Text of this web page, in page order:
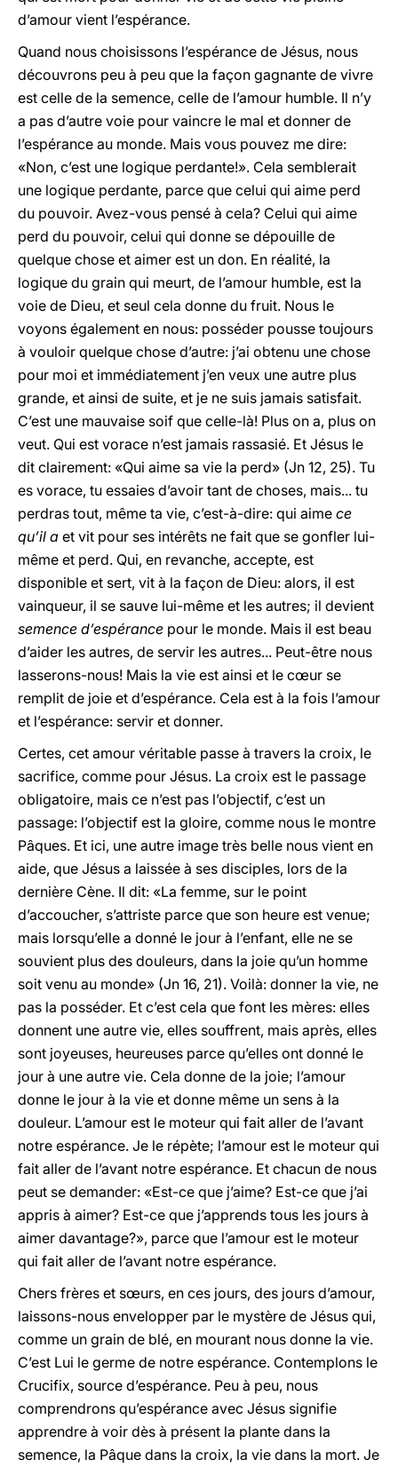
d’amour vient l’espérance.
Quand nous choisissons l’espérance de Jésus, nous
découvrons peu à peu que la façon gagnante de vivre
est celle de la semence, celle de l’amour humble. Il n’y
a pas d’autre voie pour vaincre le mal et donner de
l’espérance au monde. Mais vous pouvez me dire:
«Non, c’est une logique perdante!». Cela semblerait
une logique perdante, parce que celui qui aime perd
du pouvoir. Avez-vous pensé à cela? Celui qui aime
perd du pouvoir, celui qui donne se dépouille de
quelque chose et aimer est un don. En réalité, la
logique du grain qui meurt, de l’amour humble, est la
voie de Dieu, et seul cela donne du fruit. Nous le
voyons également en nous: posséder pousse toujours
à vouloir quelque chose d’autre: j’ai obtenu une chose
pour moi et immédiatement j’en veux une autre plus
grande, et ainsi de suite, et je ne suis jamais satisfait.
C’est une mauvaise soif que celle-là! Plus on a, plus on
veut. Qui est vorace n’est jamais rassasié. Et Jésus le
dit clairement: «Qui aime sa vie la perd» (Jn 12, 25). Tu
es vorace, tu essaies d’avoir tant de choses, mais... tu
perdras tout, même ta vie, c’est-à-dire: qui aime ce
qu’il a et vit pour ses intérêts ne fait que se gonfler lui-
même et perd. Qui, en revanche, accepte, est
disponible et sert, vit à la façon de Dieu: alors, il est
vainqueur, il se sauve lui-même et les autres; il devient
semence d’espérance pour le monde. Mais il est beau
d’aider les autres, de servir les autres... Peut-être nous
lasserons-nous! Mais la vie est ainsi et le cœur se
remplit de joie et d’espérance. Cela est à la fois l’amour
et l’espérance: servir et donner.
Certes, cet amour véritable passe à travers la croix, le
sacrifice, comme pour Jésus. La croix est le passage
obligatoire, mais ce n’est pas l’objectif, c’est un
passage: l’objectif est la gloire, comme nous le montre
Pâques. Et ici, une autre image très belle nous vient en
aide, que Jésus a laissée à ses disciples, lors de la
dernière Cène. Il dit: «La femme, sur le point
d’accoucher, s’attriste parce que son heure est venue;
mais lorsqu’elle a donné le jour à l’enfant, elle ne se
souvient plus des douleurs, dans la joie qu’un homme
soit venu au monde» (Jn 16, 21). Voilà: donner la vie, ne
pas la posséder. Et c’est cela que font les mères: elles
donnent une autre vie, elles souffrent, mais après, elles
sont joyeuses, heureuses parce qu’elles ont donné le
jour à une autre vie. Cela donne de la joie; l’amour
donne le jour à la vie et donne même un sens à la
douleur. L’amour est le moteur qui fait aller de l’avant
notre espérance. Je le répète; l’amour est le moteur qui
fait aller de l’avant notre espérance. Et chacun de nous
peut se demander: «Est-ce que j’aime? Est-ce que j’ai
appris à aimer? Est-ce que j’apprends tous les jours à
aimer davantage?», parce que l’amour est le moteur
qui fait aller de l’avant notre espérance.
Chers frères et sœurs, en ces jours, des jours d’amour,
laissons-nous envelopper par le mystère de Jésus qui,
comme un grain de blé, en mourant nous donne la vie.
C’est Lui le germe de notre espérance. Contemplons le
Crucifix, source d’espérance. Peu à peu, nous
comprendrons qu’espérance avec Jésus signifie
apprendre à voir dès à présent la plante dans la
semence, la Pâque dans la croix, la vie dans la mort. Je